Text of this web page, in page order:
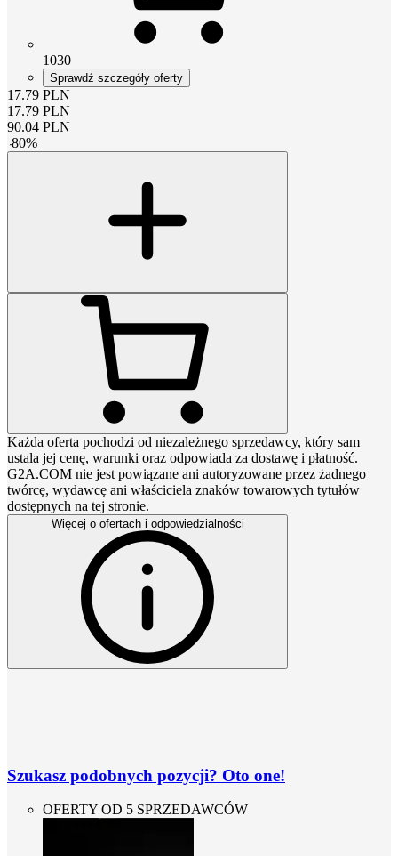
1030
Sprawdź szczegóły oferty
17.79 PLN
17.79 PLN
90.04 PLN
-80%
Każda oferta pochodzi od niezależnego sprzedawcy, który sam
ustala jej cenę, warunki oraz odpowiada za dostawę i płatność.
G2A.COM nie jest powiązane ani autoryzowane przez żadnego
twórcę, wydawcę ani właściciela znaków towarowych tytułów
dostępnych na tej stronie.
Więcej o ofertach i odpowiedzialności
Szukasz podobnych pozycji? Oto one!
OFERTY OD 5 SPRZEDAWCÓW